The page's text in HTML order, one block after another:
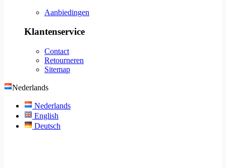
Aanbiedingen
Klantenservice
Contact
Retourneren
Sitemap
Nederlands
Nederlands
English
Deutsch